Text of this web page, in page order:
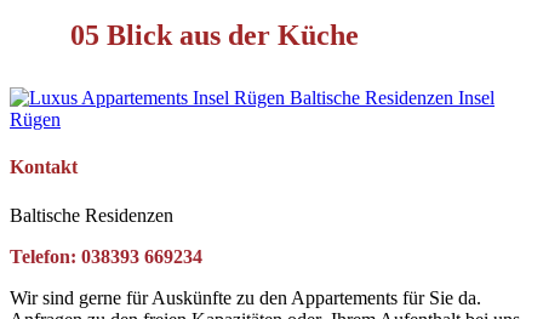
05 Blick aus der Küche
Kontakt
Baltische Residenzen
Telefon: 038393 669234
Wir sind gerne für Auskünfte zu den Appartements für Sie da.